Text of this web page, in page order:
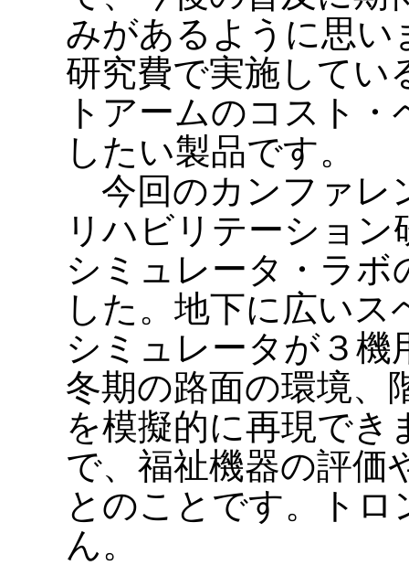
みがあるように思い
研究費で実施してい
トアームのコスト
したい製品です。
今回のカンファレ
リハビリテーショ
シミュレータ・ラ
した。地下に広い
シミュレータが３機
冬期の路面の環境、
を模擬的に再現でき
で、福祉機器の評価
とのことです。ト
ん。